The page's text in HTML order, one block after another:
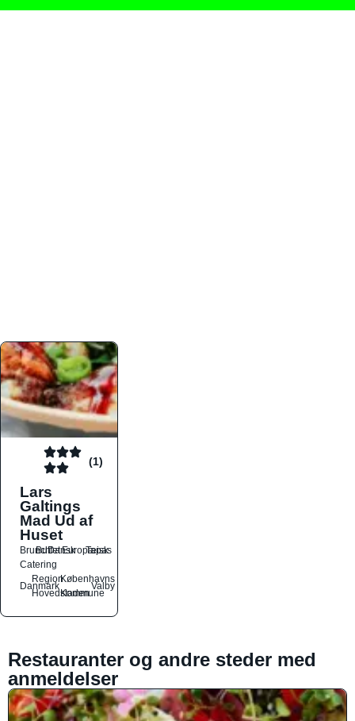
(1)
Lars
Galtings
Mad Ud af
Huset
Brunch
BuffetDanskEuropæisk
Tapas
Catering
Danmark
Region
Hovedstaden
Københavns
Kommune
Valby
Restauranter og andre steder med
anmeldelser